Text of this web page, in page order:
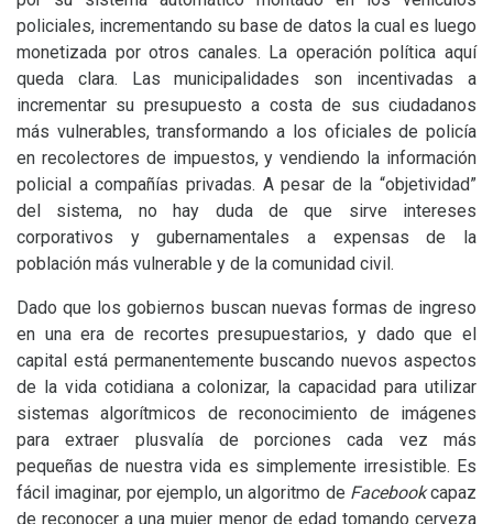
policiales, incrementando su base de datos la cual es luego
monetizada por otros canales. La operación política aquí
queda clara. Las municipalidades son incentivadas a
incrementar su presupuesto a costa de sus ciudadanos
más vulnerables, transformando a los oficiales de policía
en recolectores de impuestos, y vendiendo la información
policial a compañías privadas. A pesar de la “objetividad”
del sistema, no hay duda de que sirve intereses
corporativos y gubernamentales a expensas de la
población más vulnerable y de la comunidad civil.
Dado que los gobiernos buscan nuevas formas de ingreso
en una era de recortes presupuestarios, y dado que el
capital está permanentemente buscando nuevos aspectos
de la vida cotidiana a colonizar, la capacidad para utilizar
sistemas algorítmicos de reconocimiento de imágenes
para extraer plusvalía de porciones cada vez más
pequeñas de nuestra vida es simplemente irresistible. Es
fácil imaginar, por ejemplo, un algoritmo de Facebookcapaz
de reconocer a una mujer menor de edad tomando cerveza